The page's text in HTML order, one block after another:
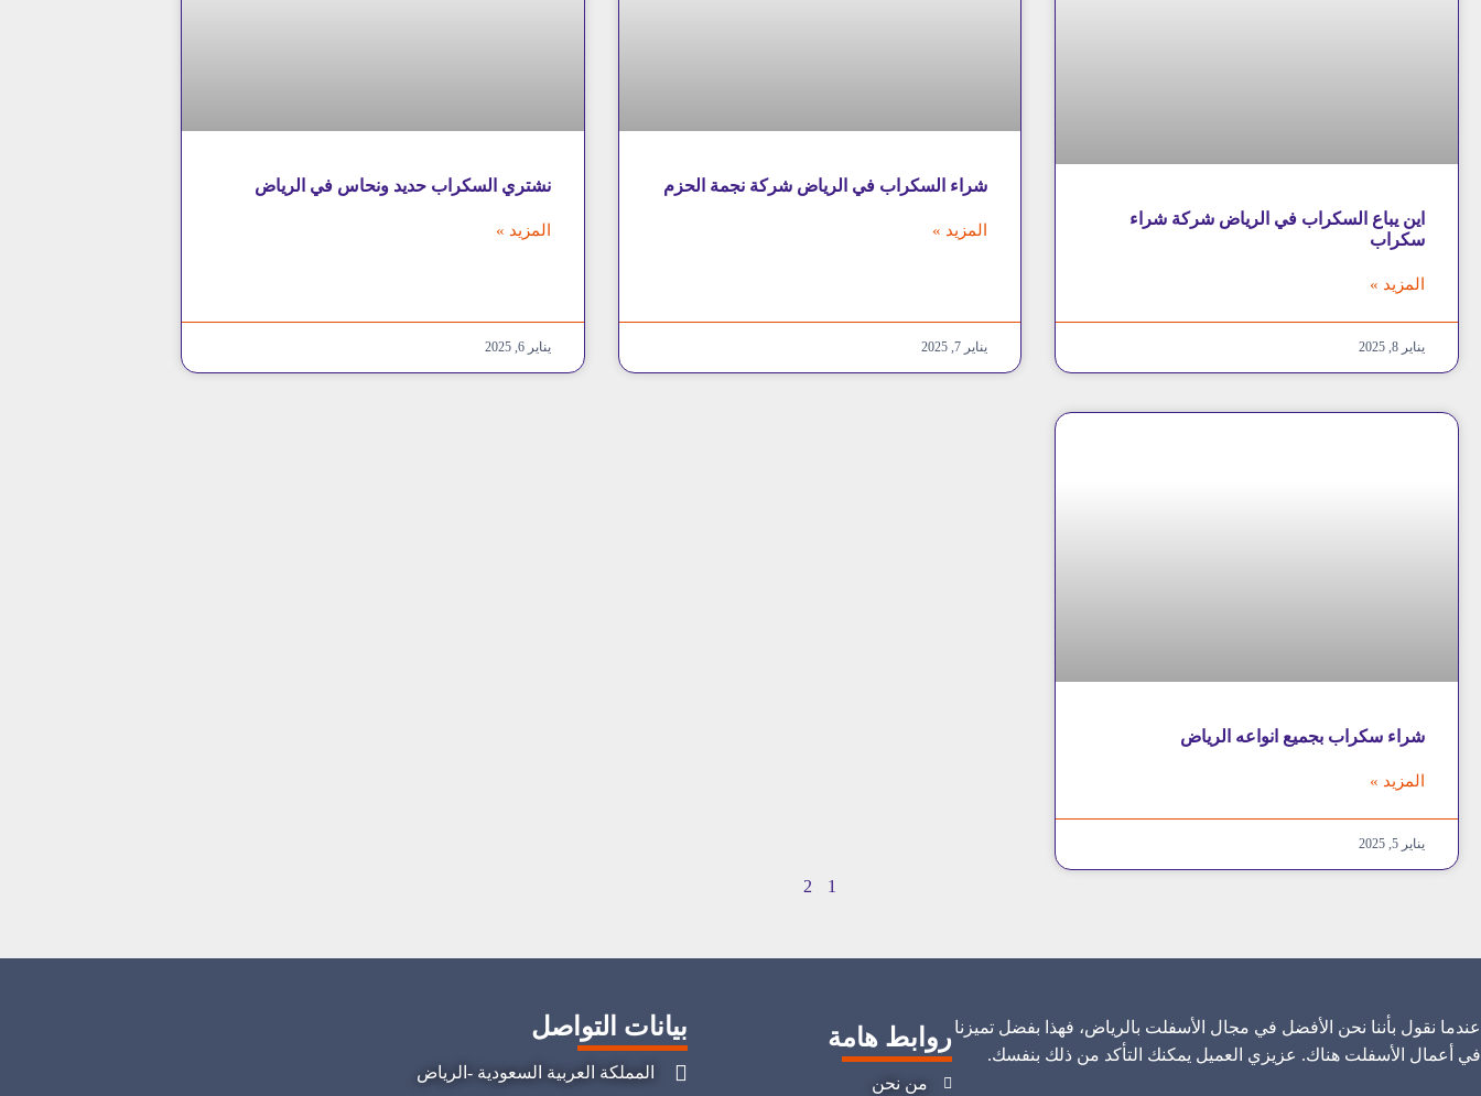
اين يباع السكراب في الرياض شركة شراء
سكراب
المزيد »
يناير 8, 2025
شراء السكراب في الرياض شركة نجمة الحزم
المزيد »
يناير 7, 2025
نشتري السكراب حديد ونحاس في الرياض
المزيد »
يناير 6, 2025
شراء سكراب بجميع انواعه الرياض
المزيد »
يناير 5, 2025
1
2
عندما نقول بأننا نحن الأفضل في مجال الأسفلت بالرياض، فهذا بفضل تميزنا
في أعمال الأسفلت هناك. عزيزي العميل يمكنك التأكد من ذلك بنفسك.
روابط هامة
من نحن
بيانات التواصل
المملكة العربية السعودية -الرياض